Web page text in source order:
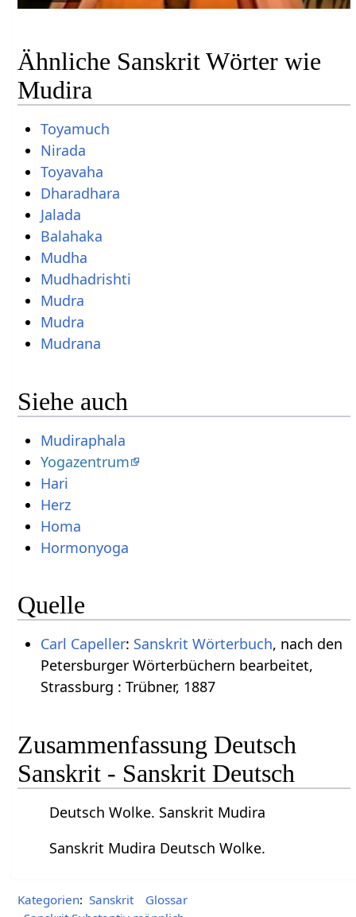
Ähnliche Sanskrit Wörter wie
Mudira
Toyamuch
Nirada
Toyavaha
Dharadhara
Jalada
Balahaka
Mudha
Mudhadrishti
Mudra
Mudra
Mudrana
Siehe auch
Mudiraphala
Yogazentrum
Hari
Herz
Homa
Hormonyoga
Quelle
Carl Capeller: Sanskrit Wörterbuch, nach den
Petersburger Wörterbüchern bearbeitet,
Strassburg : Trübner, 1887
Zusammenfassung Deutsch
Sanskrit - Sanskrit Deutsch
Deutsch Wolke. Sanskrit Mudira
Sanskrit Mudira Deutsch Wolke.
Kategorien: Sanskrit
Glossar